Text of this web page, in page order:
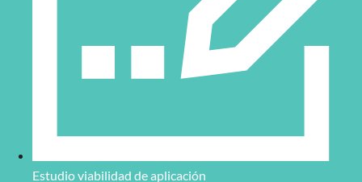
Estudio viabilidad de aplicación